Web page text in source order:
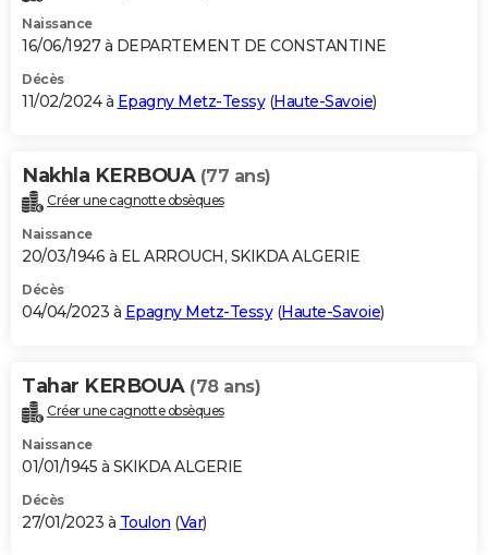
Naissance
16/06/1927 à DEPARTEMENT DE CONSTANTINE
Décès
11/02/2024 à Epagny Metz-Tessy(Haute-Savoie)
Nakhla KERBOUA (77 ans)
Créer une cagnotte obsèques
Naissance
20/03/1946 à EL ARROUCH, SKIKDA ALGERIE
Décès
04/04/2023 à Epagny Metz-Tessy(Haute-Savoie)
Tahar KERBOUA (78 ans)
Créer une cagnotte obsèques
Naissance
01/01/1945 à SKIKDA ALGERIE
Décès
27/01/2023 à Toulon (Var)